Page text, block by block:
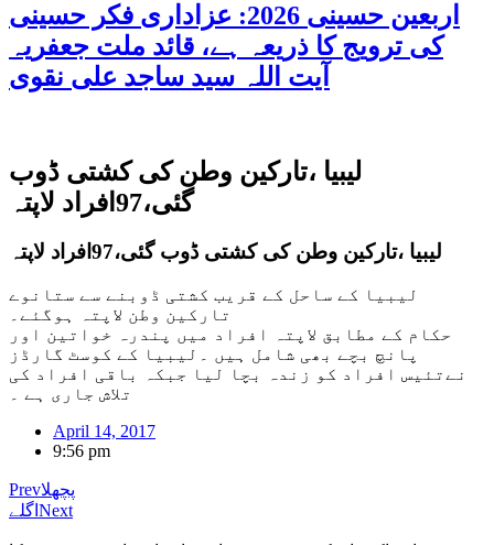
اربعین حسینی 2026: عزاداری فکر حسینی
کی ترویج کا ذریعہ ہے، قائد ملت جعفریہ
آیت اللہ سید ساجد علی نقوی
لیبیا ،تارکین وطن کی کشتی ڈوب
گئی،97افراد لاپتہ
لیبیا ،تارکین وطن کی کشتی ڈوب گئی،97افراد لاپتہ
لیبیا کے ساحل کے قریب کشتی ڈوبنے سے ستانوے
تارکین وطن لاپتہ ہوگئے۔
حکام کے مطابق لاپتہ افراد میں پندرہ خواتین اور
پانچ بچے بھی شامل ہیں ۔لیبیا کے کوسٹ گارڈز
نےتئیس افراد کو زندہ بچا لیا جبکہ باقی افراد کی
تلاش جاری ہے ۔
April 14, 2017
9:56 pm
Prevپچھلا
اگلے Next